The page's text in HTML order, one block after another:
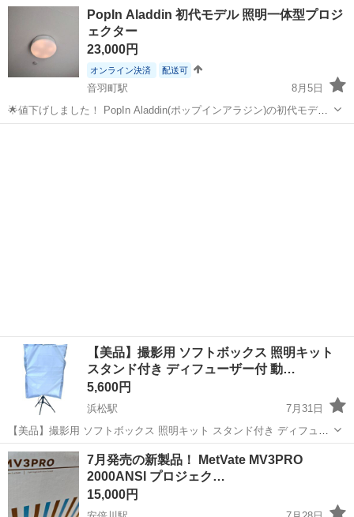
HDMIケーブル（新品・未使用） 動作確認済みです。 使用に伴う多少
のスレはありま...
静岡 伊豆市 プロジェクター、ホームシアター
PopIn Aladdin 初代モデル 照明一体型プロジ
ェクター
23,000円
オンライン決済 配送可
音羽町駅
8月5日
︎🌟値下げしました！ PopIn Aladdin(ポップインアラジン)の初代モデル
リモコン付きです。 2022年に購入後、天井に設置して使用していまし
【美品】撮影用 ソフトボックス 照明キット
スタンド付き ディフューザー付 動…
5,600円
浜松駅
7月31日
【美品】撮影用 ソフトボックス 照明キット スタンド付き ディフュー
ザー付 動画・写真撮影に最適 柔らかな光を演出：大型のソフトボック
スが光を均一に拡散し、不自然な影を減らして綺麗に撮影できます。
安定感のあるスタンド： 三...
静岡 浜松市 浜松駅 プロジェクター、ホームシアター
7月発売の新製品！ MetVate MV3PRO
2000ANSI プロジェク…
15,000円